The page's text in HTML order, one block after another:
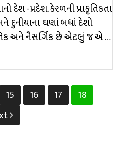
દેશ -પ્રદેશ. કેરળની પ્રાકૃતિકતા
ઘણાં બધાં દેશો
અને નૈસર્ગિક છે એટલું જ એ …
15 16 17
18